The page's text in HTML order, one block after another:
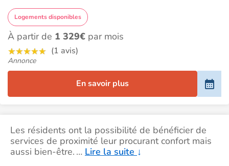
Logements disponibles
À partir de 1 329€ par mois
(1 avis)
Annonce
En savoir plus
Les résidents ont la possibilité de bénéficier de
services de proximité leur procurant confort mais
aussi bien-être. … Lire la suite ↓